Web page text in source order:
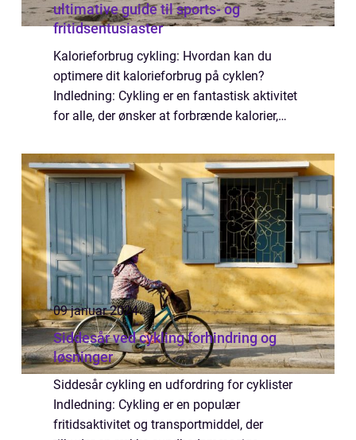
ultimative guide til sports- og
fritidsentusiaster
Kalorieforbrug cykling: Hvordan kan du
optimere dit kalorieforbrug på cyklen?
Indledning: Cykling er en fantastisk aktivitet
for alle, der ønsker at forbrænde kalorier,
generelle kondition. I denne artikel vil ...
09 januar 2024
Siddesår ved cykling forhindring og
løsninger
Siddesår cykling en udfordring for cyklister
Indledning: Cykling er en populær
fritidsaktivitet og transportmiddel, der